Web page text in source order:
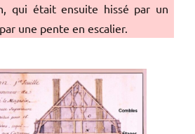
qui était ensuite hissé par un
une pente en escalier.